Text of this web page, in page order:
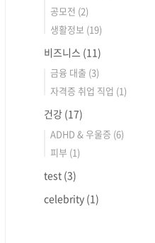
공모전 (2)
생활정보 (19)
비즈니스 (11)
금융 대출 (3)
자격증 취업 직업 (1)
건강 (17)
ADHD & 우울증 (6)
피부 (1)
test (3)
celebrity (1)